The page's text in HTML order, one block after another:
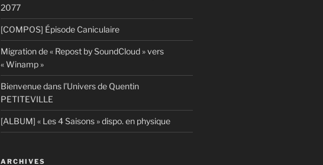
2077
[COMPOS] Épisode Caniculaire
Migration de « Repost by SoundCloud » vers
« Winamp »
Bienvenue dans l’Univers de Quentin
PETITEVILLE
[ALBUM] « Les 4 Saisons » dispo. en physique
ARCHIVES